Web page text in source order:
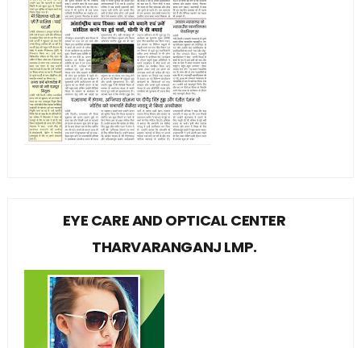
EYE CARE AND OPTICAL CENTER
THARVARANGANJ LMP.